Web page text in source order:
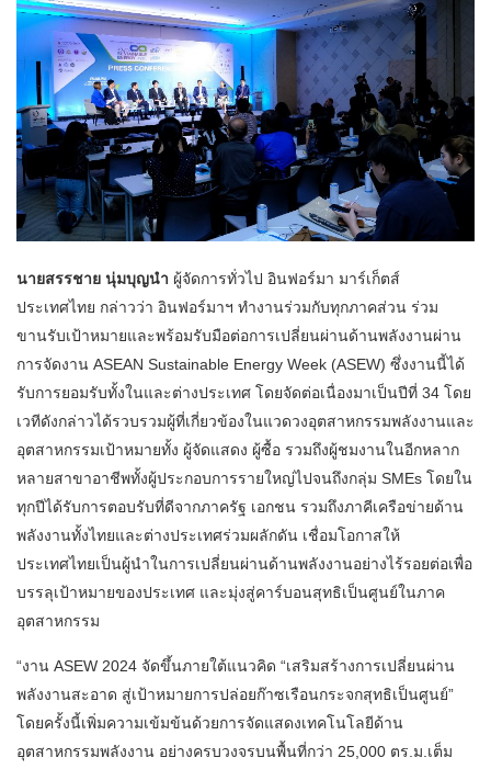
นายสรรชาย นุ่มบุญนำ ผู้จัดการทั่วไป อินฟอร์มา มาร์เก็ตส์
ประเทศไทย กล่าวว่า อินฟอร์มาฯ ทำงานร่วมกับทุกภาคส่วน ร่วม
ขานรับเป้าหมายและพร้อมรับมือต่อการเปลี่ยนผ่านด้านพลังงานผ่าน
การจัดงาน ASEAN Sustainable Energy Week (ASEW) ซึ่งงานนี้ได้
รับการยอมรับทั้งในและต่างประเทศ โดยจัดต่อเนื่องมาเป็นปีที่ 34 โดย
เวทีดังกล่าวได้รวบรวมผู้ที่เกี่ยวข้องในแวดวงอุตสาหกรรมพลังงานและ
อุตสาหกรรมเป้าหมายทั้ง ผู้จัดแสดง ผู้ซื้อ รวมถึงผู้ชมงานในอีกหลาก
หลายสาขาอาชีพทั้งผู้ประกอบการรายใหญ่ไปจนถึงกลุ่ม SMEs โดยใน
ทุกปีได้รับการตอบรับที่ดีจากภาครัฐ เอกชน รวมถึงภาคีเครือข่ายด้าน
พลังงานทั้งไทยและต่างประเทศร่วมผลักดัน เชื่อมโอกาสให้
ประเทศไทยเป็นผู้นำในการเปลี่ยนผ่านด้านพลังงานอย่างไร้รอยต่อเพื่อ
บรรลุเป้าหมายของประเทศ และมุ่งสู่คาร์บอนสุทธิเป็นศูนย์ในภาค
อุตสาหกรรม
“งาน ASEW 2024 จัดขึ้นภายใต้แนวคิด “เสริมสร้างการเปลี่ยนผ่าน
พลังงานสะอาด สู่เป้าหมายการปล่อยก๊าซเรือนกระจกสุทธิเป็นศูนย์”
โดยครั้งนี้เพิ่มความเข้มข้นด้วยการจัดแสดงเทคโนโลยีด้าน
อุตสาหกรรมพลังงาน อย่างครบวงจรบนพื้นที่กว่า 25,000 ตร.ม.เต็ม